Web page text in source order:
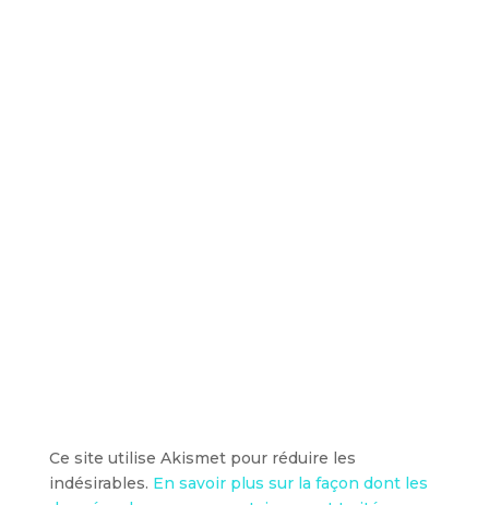
Ce site utilise Akismet pour réduire les
indésirables. En savoir plus sur la façon dont les